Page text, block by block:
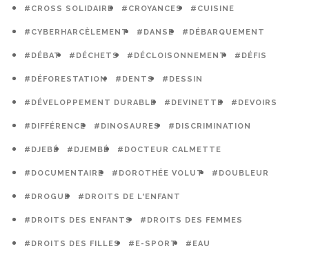
#CROSS SOLIDAIRE #CROYANCES #CUISINE
#CYBERHARCÈLEMENT #DANSE #DÉBARQUEMENT
#DÉBAT #DÉCHETS #DÉCLOISONNEMENT #DÉFIS
#DÉFORESTATION #DENTS #DESSIN
#DÉVELOPPEMENT DURABLE #DEVINETTE #DEVOIRS
#DIFFÉRENCE #DINOSAURES #DISCRIMINATION
#DJEBÉ #DJEMBÉ #DOCTEUR CALMETTE
#DOCUMENTAIRE #DOROTHÉE VOLUT #DOUBLEUR
#DROGUE #DROITS DE L'ENFANT
#DROITS DES ENFANTS #DROITS DES FEMMES
#DROITS DES FILLES #E-SPORT #EAU